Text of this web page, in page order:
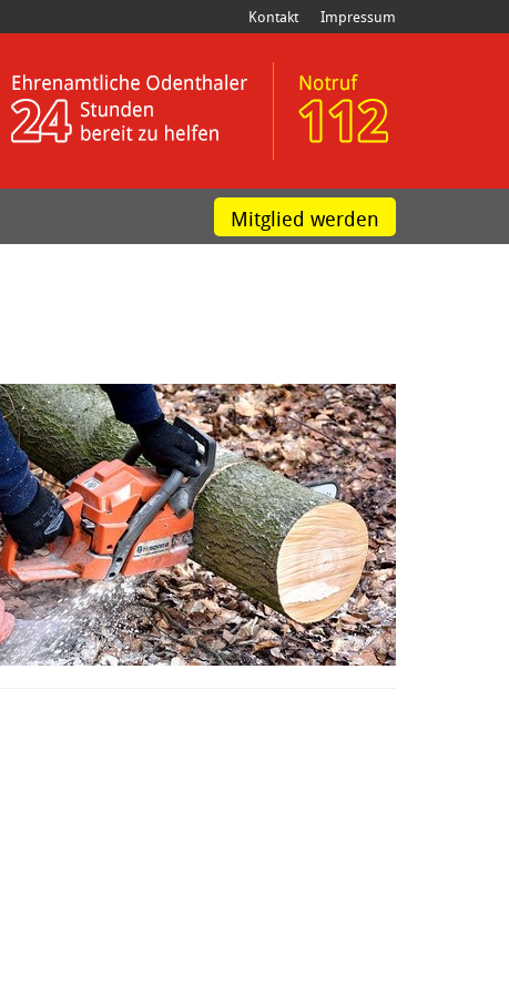
Kontakt Impressum
Mitglied werden